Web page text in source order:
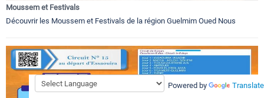
Moussem et Festivals
Découvrir les Moussem et Festivals de la région Guelmim Oued Nous
Powered by Translate